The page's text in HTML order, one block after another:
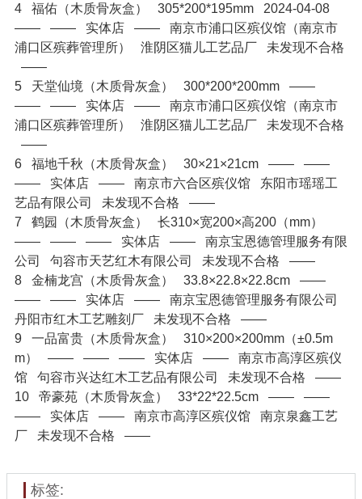
4
福佑（木质骨灰盒） 305*200*195mm
2024-04-08
——
—— 实体店 ——
南京市浦口区殡仪馆（南京市
浦口区殡葬管理所）
淮阴区猫儿工艺品厂
未发现不合格
——
5
天堂仙境（木质骨灰盒） 300*200*200mm
——
——
—— 实体店 ——
南京市浦口区殡仪馆（南京市
浦口区殡葬管理所）
淮阴区猫儿工艺品厂
未发现不合格
——
6
福地千秋（木质骨灰盒） 30×21×21cm ——
——
——
实体店 —— 南京市六合区殡仪馆
东阳市瑶瑶工
艺品有限公司
未发现不合格
——
7
鹤园（木质骨灰盒）
长310×宽200×高200（mm）
——
—— —— 实体店 ——
南京宝恩德管理服务有限
公司
句容市天艺红木有限公司 未发现不合格
——
8
金楠龙宫（木质骨灰盒） 33.8×22.8×22.8cm
——
——
—— 实体店 ——
南京宝恩德管理服务有限公司
丹阳市红木工艺雕刻厂
未发现不合格
——
9
一品富贵（木质骨灰盒）
310×200×200mm（±0.5m
m）
—— —— —— 实体店 ——
南京市高淳区殡仪
馆
句容市兴达红木工艺品有限公司 未发现不合格
——
10
帝豪苑（木质骨灰盒） 33*22*22.5cm ——
——
——
实体店 —— 南京市高淳区殡仪馆
南京泉鑫工艺
厂
未发现不合格 ——
标签: